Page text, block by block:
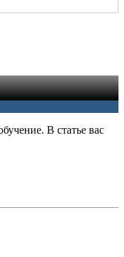
В статье вас